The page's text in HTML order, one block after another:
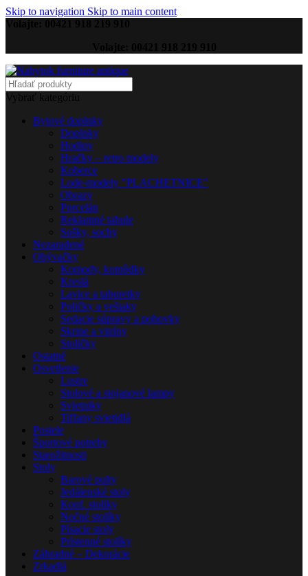
Skip to navigation Skip to main content
Vybrať kategóriu
Bytové doplnky
Doplnky
Hodiny
Hračky – retro modely
Koberce
Lode-modely "PLACHETNICE"
Obrazy
Porcelán
Reklamné tabule
Sošky, sochy
Nezaradené
Obývačky
Komody, komôdky
Kreslá
Lavice a taburetky
Poličky a vešiaky
Sedacie súpravy a pohovky
Skrine a vitríny
Stoličky
Ostatné
Osvetlenie
Lustre
Stolové a stojanové lampy
Svietniky
Tiffany svietidlá
Postele
Športové potreby
Starožitnosti
Stoly
Barové pulty
Jedálenské stoly
Konf. stolíky
Nočné stolíky
Písacie stoly
Prístenné stolíky
Záhradné – Dekorácie
Zrkadlá